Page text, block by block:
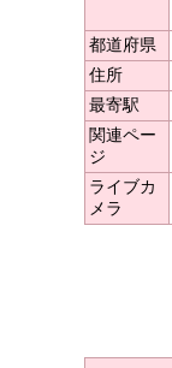
都道府県
住所
最寄駅
関連ペー
ジ
ライブカ
メラ